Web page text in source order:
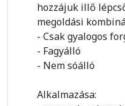
hozzájuk illő
megoldási
- Csak gyalogos
- Fagyálló
- Nem sóálló
Alkalmazása: